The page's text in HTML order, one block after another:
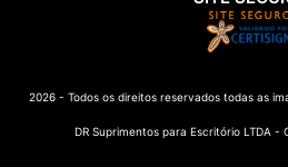
2026 - Todos os direitos reservados todas as
DR Suprimentos para Escritório LTDA -